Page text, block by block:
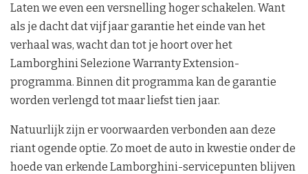
Laten we even een versnelling hoger schakelen. Want
als je dacht dat vijf jaar garantie het einde van het
verhaal was, wacht dan tot je hoort over het
Lamborghini Selezione Warranty Extension-
programma. Binnen dit programma kan de garantie
worden verlengd tot maar liefst tien jaar.
Natuurlijk zijn er voorwaarden verbonden aan deze
riant ogende optie. Zo moet de auto in kwestie onder de
hoede van erkende Lamborghini-servicepunten blijven